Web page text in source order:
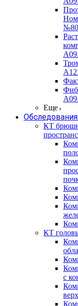
Еще
Обследования
КТ
КТ
с